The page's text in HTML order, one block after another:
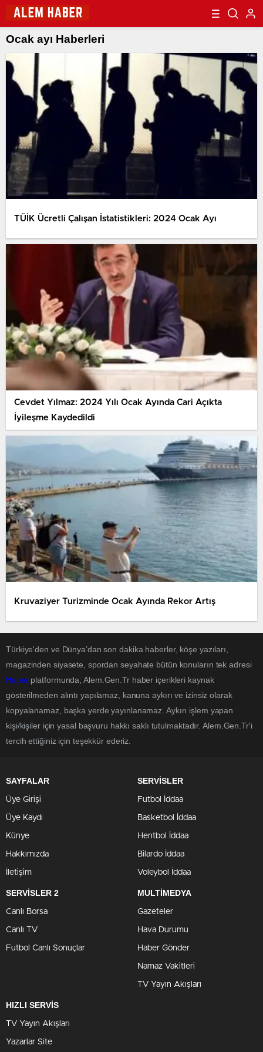
Ocak ayı Haberleri
TÜİK Ücretli Çalışan İstatistikleri: 2024 Ocak Ayı
Cevdet Yılmaz: 2024 Yılı Ocak Ayında Cari Açıkta
İyileşme Kaydedildi
Kruvaziyer Turizminde Ocak Ayında Rekor Artış
Türkiye'den ve Dünya’dan son dakika haberler, köşe yazıları,
magazinden siyasete, spordan seyahate bütün konuların tek adresi
Haberplatformunda; Alem.Gen.Tr haber içerikleri kaynak
gösterilmeden alıntı yapılamaz, kanuna aykırı ve izinsiz olarak
kopyalanamaz, başka yerde yayınlanamaz. Aykırı işlem yapan
kişi/kişiler için yasal başvuru hakkı saklı tutulmaktadır. Alem.Gen.Tr'i
tercih ettiğiniz için teşekkür ederiz.
SAYFALAR
Üye Girişi
Üye Kaydı
Künye
Hakkımızda
İletişim
SERVİSLER
Futbol İddaa
Basketbol İddaa
Hentbol İddaa
Bilardo İddaa
Voleybol İddaa
SERVİSLER 2
Canlı Borsa
Canlı TV
Futbol Canlı Sonuçlar
MULTİMEDYA
Gazeteler
Hava Durumu
Haber Gönder
Namaz Vakitleri
TV Yayın Akışları
HIZLI SERVİS
TV Yayın Akışları
Yazarlar Site